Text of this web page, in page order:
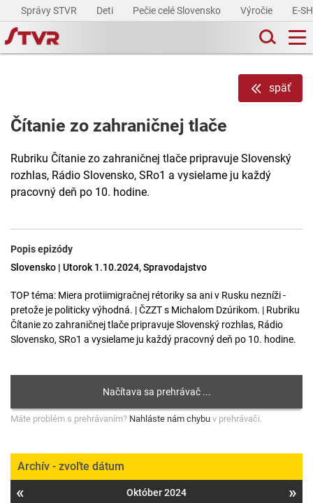
Správy STVR Deti Pečie celé Slovensko Výročie E-
späť
Čítanie zo zahraničnej tlače
Rubriku Čítanie zo zahraničnej tlače pripravuje Slovenský
rozhlas, Rádio Slovensko, SRo1 a vysielame ju každý
pracovný deň po 10. hodine.
Popis epizódy
Slovensko | Utorok 1.10.2024, Spravodajstvo
TOP téma: Miera protiimigračnej rétoriky sa ani v Rusku nezníži -
pretože je politicky výhodná. | ČZZT s Michalom Dzúrikom. | Rubriku
Čítanie zo zahraničnej tlače pripravuje Slovenský rozhlas, Rádio
Slovensko, SRo1 a vysielame ju každý pracovný deň po 10. hodine.
Máte problém s prehrávaním? Nahláste nám chybu v prehrávači.
Archív - zvoľte dátum
« Október 2024 »